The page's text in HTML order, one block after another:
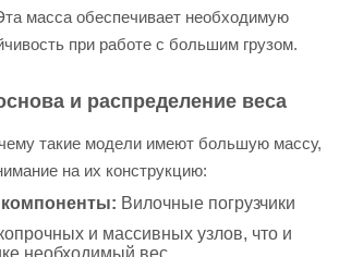
масса обеспечивает необходимую
при работе с большим грузом.
и распределение веса
такие модели имеют большую массу,
на их конструкцию:
Вилочные погрузчики
и массивных узлов, что и
необходимый вес.